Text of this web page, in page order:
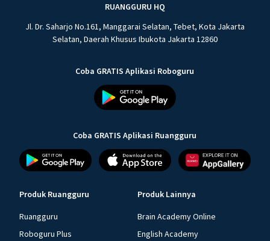
RUANGGURU HQ
Jl. Dr. Saharjo No.161, Manggarai Selatan, Tebet, Kota Jakarta
Selatan, Daerah Khusus Ibukota Jakarta 12860
Coba GRATIS Aplikasi Roboguru
Coba GRATIS Aplikasi Ruangguru
Produk Ruangguru
Ruangguru
Roboguru Plus
Produk Lainnya
Brain Academy Online
English Academy